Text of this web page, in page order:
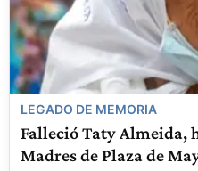
LEGADO DE MEMORIA
Falleció Taty Almeida,
Madres de Plaza de